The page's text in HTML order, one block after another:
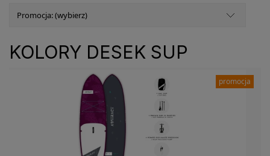
Promocja: (wybierz)
KOLORY DESEK SUP
promocja